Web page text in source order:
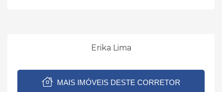
Erika Lima
MAIS IMÓVEIS DESTE CORRETOR